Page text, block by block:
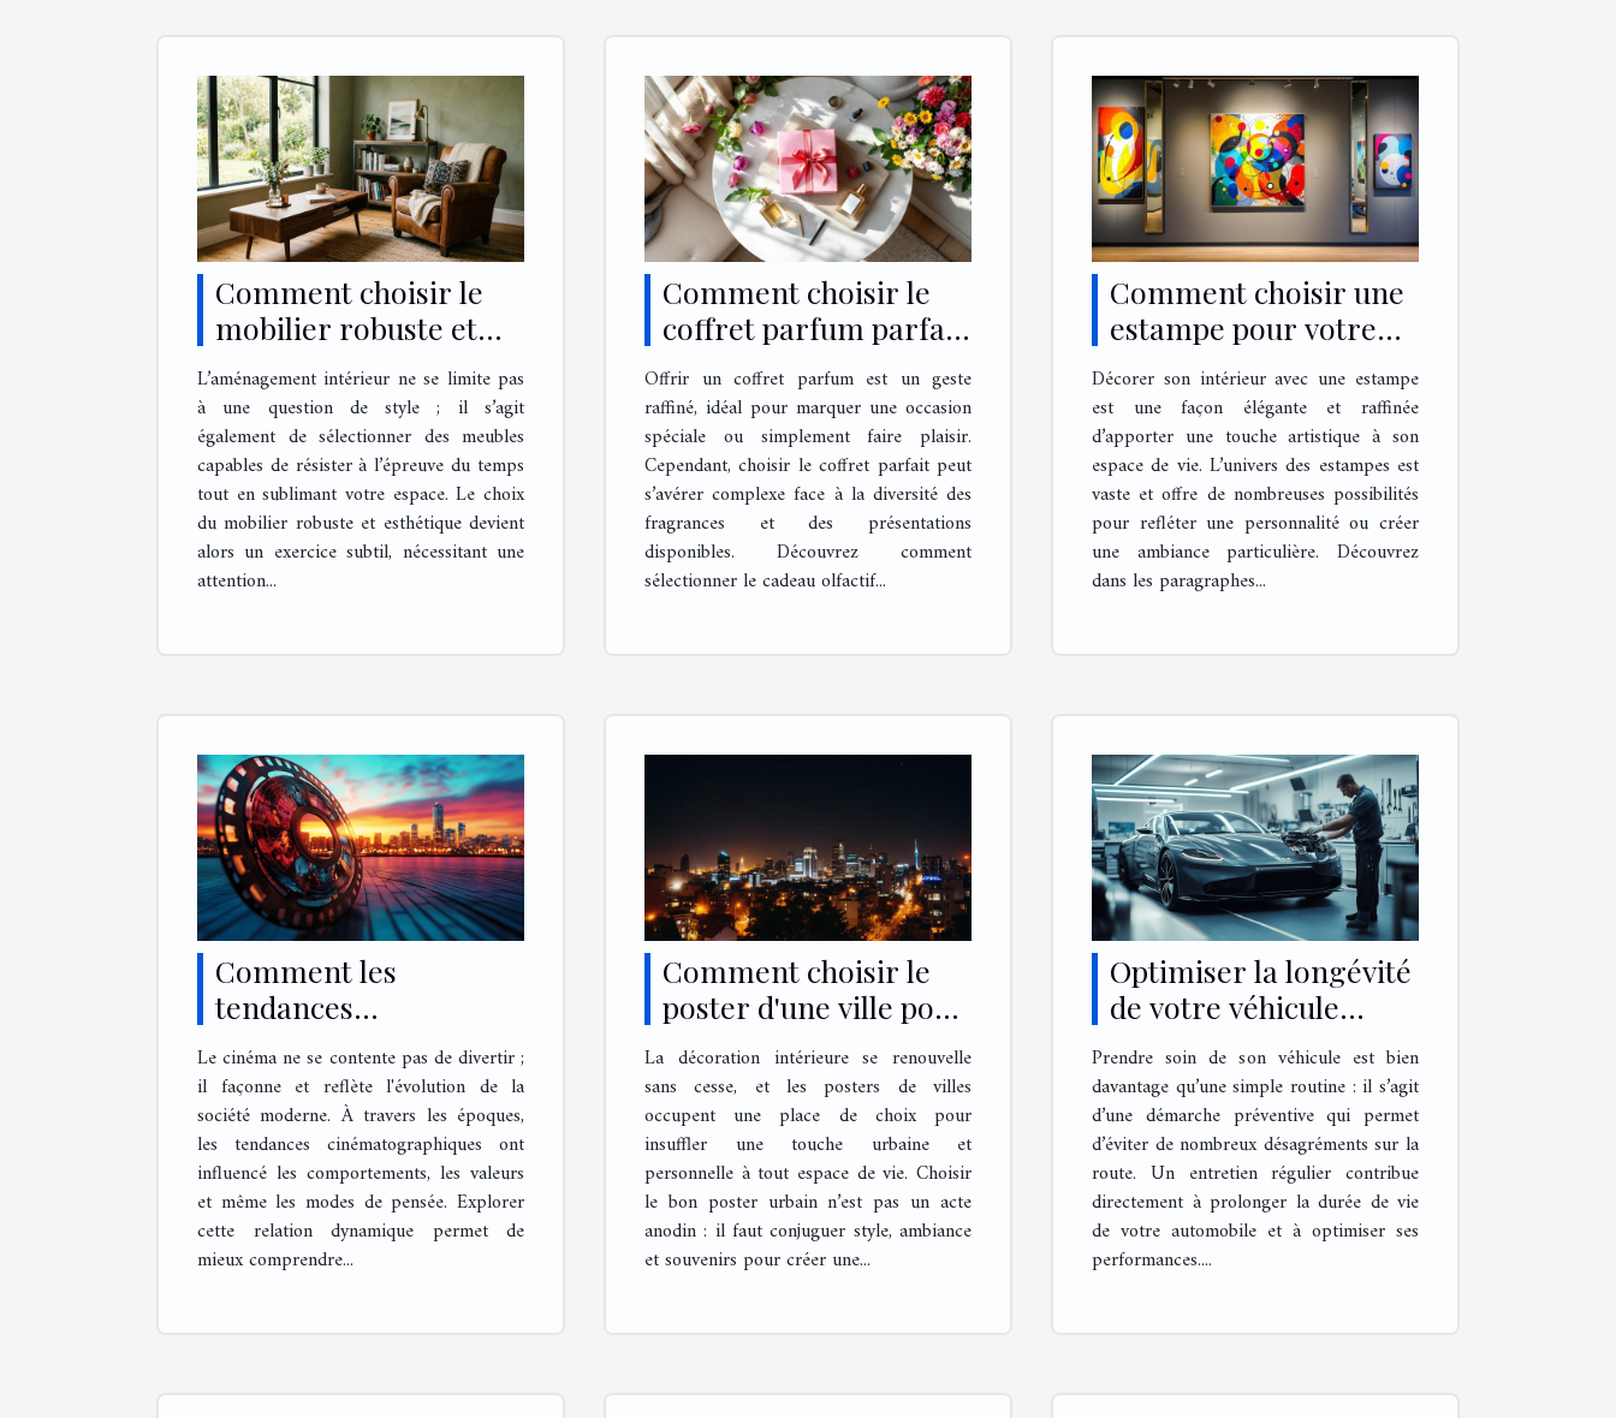
Comment choisir le
mobilier robuste et
esthétique pour votre
intérieur ?
L’aménagement intérieur ne se limite pas
à une question de style ; il s’agit
également de sélectionner des meubles
capables de résister à l’épreuve du temps
tout en sublimant votre espace. Le choix
du mobilier robuste et esthétique devient
alors un exercice subtil, nécessitant une
attention...
Comment choisir le
coffret parfum parfait
pour offrir ?
Offrir un coffret parfum est un geste
raffiné, idéal pour marquer une occasion
spéciale ou simplement faire plaisir.
Cependant, choisir le coffret parfait peut
s’avérer complexe face à la diversité des
fragrances et des présentations
disponibles. Découvrez comment
sélectionner le cadeau olfactif...
Comment choisir une
estampe pour votre
intérieur ?
Décorer son intérieur avec une estampe
est une façon élégante et raffinée
d’apporter une touche artistique à son
espace de vie. L’univers des estampes est
vaste et offre de nombreuses possibilités
pour refléter une personnalité ou créer
une ambiance particulière. Découvrez
dans les paragraphes...
Comment les
tendances
cinématographiques
influencent-elles la
société moderne ?
Le cinéma ne se contente pas de divertir ;
il façonne et reflète l'évolution de la
société moderne. À travers les époques,
les tendances cinématographiques ont
influencé les comportements, les valeurs
et même les modes de pensée. Explorer
cette relation dynamique permet de
mieux comprendre...
Comment choisir le
poster d'une ville pour
sa décoration
intérieure ?
La décoration intérieure se renouvelle
sans cesse, et les posters de villes
occupent une place de choix pour
insuffler une touche urbaine et
personnelle à tout espace de vie. Choisir
le bon poster urbain n’est pas un acte
anodin : il faut conjuguer style, ambiance
et souvenirs pour créer une...
Optimiser la longévité
de votre véhicule
grâce à un entretien
régulier
Prendre soin de son véhicule est bien
davantage qu’une simple routine : il s’agit
d’une démarche préventive qui permet
d’éviter de nombreux désagréments sur la
route. Un entretien régulier contribue
directement à prolonger la durée de vie
de votre automobile et à optimiser ses
performances....